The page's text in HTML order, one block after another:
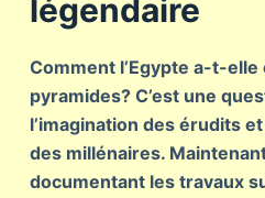
légendaire
Comment l’Egypte a-t-
pyramides? C’est une
l’imagination des érudits
des millénaires.
documentant les travaux